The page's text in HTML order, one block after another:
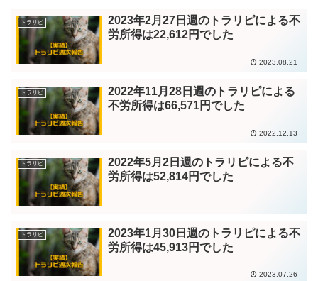
トラリピ
2023年2月27日週のトラリピによる不
労所得は22,612円でした
2023.08.21
トラリピ
2022年11月28日週のトラリピによる
不労所得は66,571円でした
2022.12.13
トラリピ
2022年5月2日週のトラリピによる不
労所得は52,814円でした
トラリピ
2023年1月30日週のトラリピによる不
労所得は45,913円でした
2023.07.26